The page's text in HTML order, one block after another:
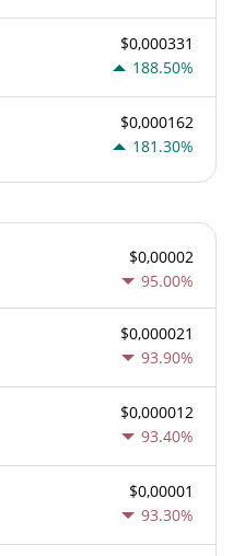
$0,000331
188.50%
$0,000162
181.30%
$0,00002
95.00%
$0,000021
93.90%
$0,000012
93.40%
$0,00001
93.30%